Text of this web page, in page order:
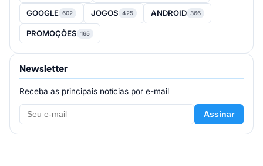
GOOGLE 602 JOGOS 425 ANDROID 366
PROMOÇÕES 165
Newsletter
Receba as principais notícias por e-mail
Assinar